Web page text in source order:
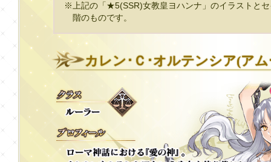
※上記の「★5(SSR)女教皇ヨハンナ」のイラストと
階のものです。
カレン･Ｃ･オルテンシア(ア